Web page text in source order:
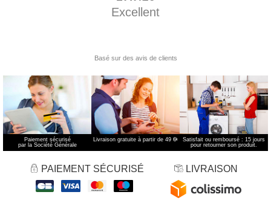
Paiement sécurisé
par la Société Générale
Livraison gratuite à partir de 49 €*
Satisfait ou remboursé : 15 jours
pour retourner son produit.
PAIEMENT SÉCURISÉ LIVRAISON